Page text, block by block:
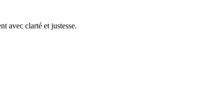
avec clarté et justesse.